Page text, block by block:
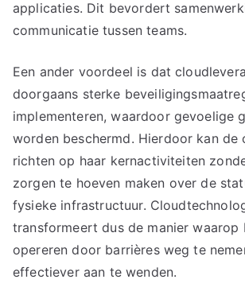
applicaties. Dit bevordert
communicatie tussen teams.
Een ander voordeel is dat
doorgaans sterke
implementeren, waardoor gevoelige
worden beschermd. Hierdoor kan de
richten op haar kernactiviteiten
zorgen te hoeven maken over de
fysieke infrastructuur.
transformeert dus de manier waarop
opereren door barrières weg te
effectiever aan te wenden.